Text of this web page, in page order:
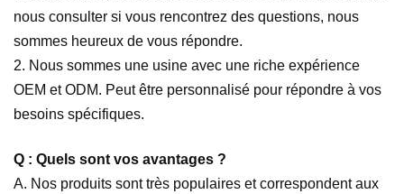
nous consulter si vous rencontrez des questions, nous
sommes heureux de vous répondre.
2. Nous sommes une usine avec une riche expérience
OEM et ODM. Peut être personnalisé pour répondre à vos
besoins spécifiques.
Q : Quels sont vos avantages ?
A. Nos produits sont très populaires et correspondent aux